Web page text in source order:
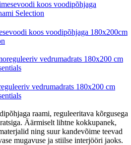
koos voodipõhjaga 180x200cm
vedrumadrats 180x200 cm
raami, reguleeritava kõrgusega
Äärmiselt lihtne kokkupanek,
ning suur kandevõime teevad
mugavuse ja stiilse interjööri jaoks.